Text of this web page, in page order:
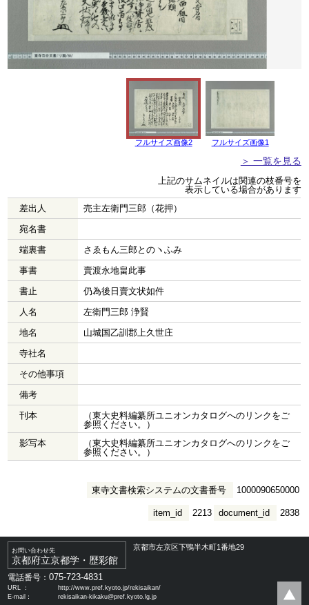
フルサイズ画像2 フルサイズ画像1
＞ 一覧を見る
上記のサムネイルは関連の枝番号を
表示している場合があります
差出人
売主左衛門三郎（花押）
宛名書
端裏書
さゑもん三郎とのヽふみ
事書
賣渡永地畠此事
書止
仍為後日賣文状如件
人名
左衛門三郎 浄賢
地名
山城国乙訓郡上久世庄
寺社名
その他事項
備考
刊本
（東大史料編纂所ユニオンカタログへのリンクをご
参照ください。）
影写本
（東大史料編纂所ユニオンカタログへのリンクをご
参照ください。）
東寺文書検索システムの文書番号 1000090650000
document_id 2838
item_id 2213
お問い合わせ先
京都府立京都学・歴彩館
京都市左京区下鴨半木町1番地29
電話番号：075-723-4831
URL ：
http://www.pref.kyoto.jp/rekisaikan/
E-mail：
rekisaikan-kikaku@pref.kyoto.lg.jp